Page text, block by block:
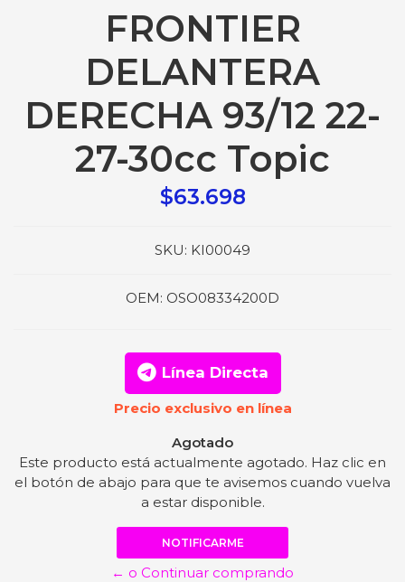
FRONTIER
DELANTERA
DERECHA 93/12 22-
27-30cc Topic
$63.698
SKU: KI00049
OEM: OSO08334200D
Línea Directa
Precio exclusivo en línea
Agotado
Este producto está actualmente agotado. Haz clic en
el botón de abajo para que te avisemos cuando vuelva
a estar disponible.
NOTIFICARME
← o Continuar comprando